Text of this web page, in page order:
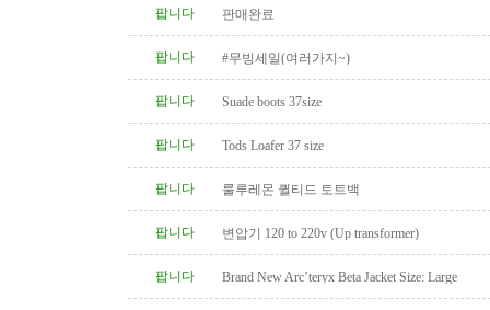
팝니다 판매완료
팝니다 #무빙세일(여러가지~)
팝니다 Suade boots 37size
팝니다 Tods Loafer 37 size
팝니다 룰루레몬 퀼티드 토트백
팝니다 변압기 120 to 220v (Up transformer)
팝니다 Brand New Arc’teryx Beta Jacket Size: Large